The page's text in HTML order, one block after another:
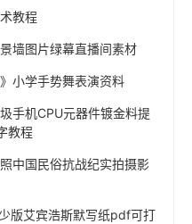
教程
墙图片绿幕直播间素材
小学手势舞表演资料
手机CPU元器件镀金料提
教程
中国民俗抗战纪实拍摄影
版艾宾浩斯默写纸pdf可打